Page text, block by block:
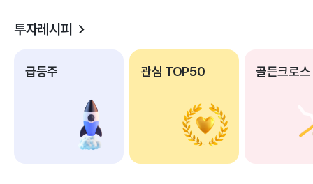
투자레시피
급등주 관심 TOP50 골든크로스